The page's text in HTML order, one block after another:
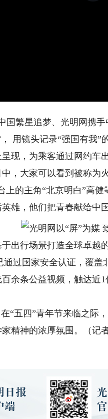
繁星追梦、光明网携手
用镜头记录“强国有我
现，为乘客通过网约车
大家可以看到被称为
上的主角“北京明白”高
雄，他们把青春献给中
行场景打造全球卓越
通过国家安全认证，覆
余条公益视频，触达近
五四”青年节来临之际
精神的浓厚氛围。（记